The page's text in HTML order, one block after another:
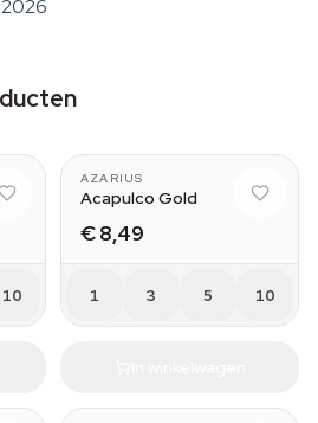
10
AZARIUS
Acapulco Gold
€ 8,49
1 3 5 10